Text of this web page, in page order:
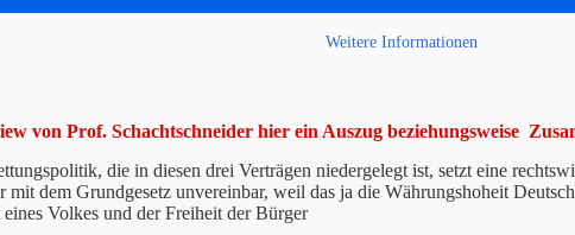
Weitere Informationen
von Prof. Schachtschneider hier ein Auszug beziehungsweise
die in diesen drei Verträgen niedergelegt ist, setzt eine
mit dem Grundgesetz unvereinbar, weil das ja die Währungshoheit
eines Volkes und der Freiheit der Bürger